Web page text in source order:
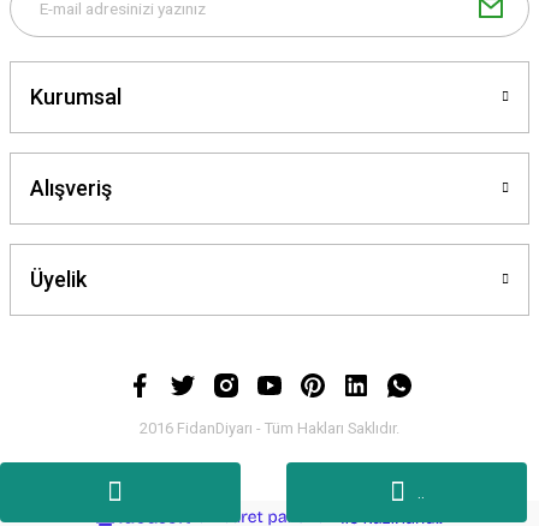
Kurumsal
Alışveriş
Üyelik
2016 FidanDiyarı - Tüm Hakları Saklıdır.